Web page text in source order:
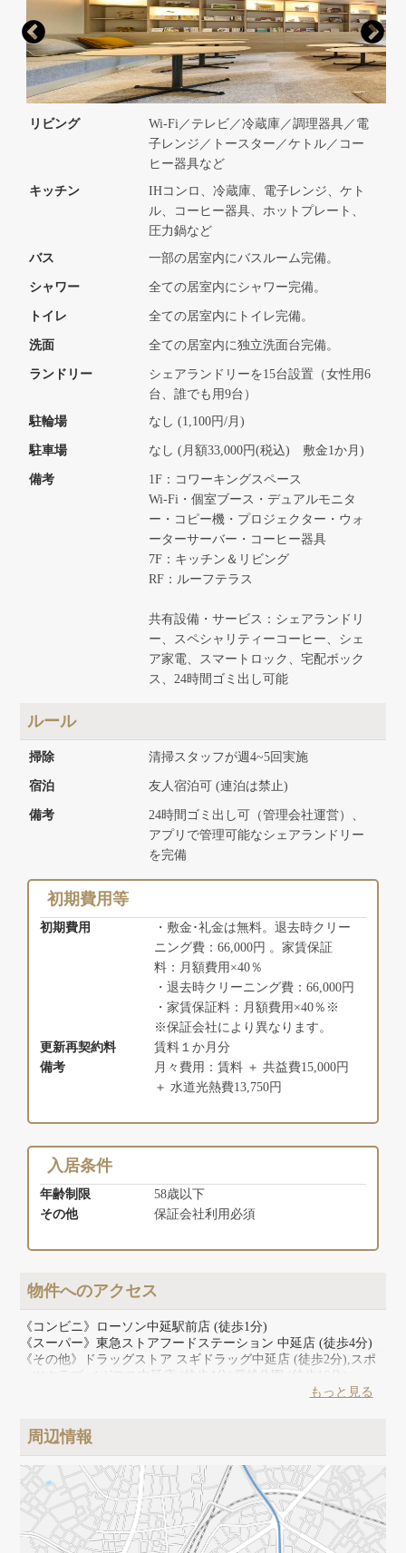
リビング
Wi-Fi／テレビ／冷蔵庫／調理器具／電
子レンジ／トースター／ケトル／コー
ヒー器具など
キッチン
IHコンロ、冷蔵庫、電子レンジ、ケト
ル、コーヒー器具、ホットプレート、
圧力鍋など
バス
一部の居室内にバスルーム完備。
シャワー 全ての居室内にシャワー完備。
トイレ 全ての居室内にトイレ完備。
洗面 全ての居室内に独立洗面台完備。
ランドリー
シェアランドリーを15台設置（女性用6
台、誰でも用9台）
駐輪場
なし (1,100円/月)
駐車場 なし (月額33,000円(税込) 敷金1か月)
備考
1F：コワーキングスペース
Wi-Fi・個室ブース・デュアルモニタ
ー・コピー機・プロジェクター・ウォ
ーターサーバー・コーヒー器具
7F：キッチン＆リビング
RF：ルーフテラス
共有設備・サービス：シェアランドリ
ー、スペシャリティーコーヒー、シェ
ア家電、スマートロック、宅配ボック
ス、24時間ゴミ出し可能
ルール
掃除 清掃スタッフが週4~5回実施
宿泊 友人宿泊可 (連泊は禁止)
備考
24時間ゴミ出し可（管理会社運営）、
アプリで管理可能なシェアランドリー
を完備
初期費用等
初期費用
・敷金･礼金は無料。退去時クリー
ニング費：66,000円 。家賃保証
料：月額費用×40％
・退去時クリーニング費：66,000円
・家賃保証料：月額費用×40％※
※保証会社により異なります。
更新再契約料
賃料１か月分
備考
月々費用：賃料 ＋ 共益費15,000円
＋ 水道光熱費13,750円
入居条件
年齢制限
58歳以下
その他
保証会社利用必須
物件へのアクセス
《コンビニ》ローソン中延駅前店 (徒歩1分)
《スーパー》東急ストアフードステーション 中延店 (徒歩4分)
《その他》ドラッグストア スギドラッグ中延店 (徒歩2分),スポ
ーツクラブ メガロス中延店 (徒歩4分)戸越公園 (徒歩16分)
もっと見る
周辺情報